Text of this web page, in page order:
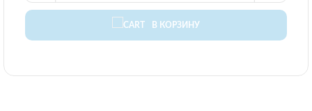
В КОРЗИНУ